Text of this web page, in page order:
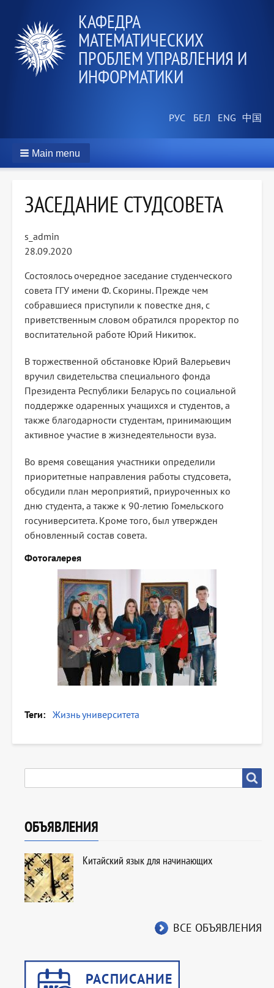
КАФЕДРА
МАТЕМАТИЧЕСКИХ
ПРОБЛЕМ УПРАВЛЕНИЯ И
ИНФОРМАТИКИ
Main menu
ЗАСЕДАНИЕ СТУДСОВЕТА
s_admin
28.09.2020
Состоялось очередное заседание студенческого
совета ГГУ имени Ф. Скорины. Прежде чем
собравшиеся приступили к повестке дня, с
приветственным словом обратился проректор по
воспитательной работе Юрий Никитюк.
В торжественной обстановке Юрий Валерьевич
вручил свидетельства специального фонда
Президента Республики Беларусь по социальной
поддержке одаренных учащихся и студентов, а
также благодарности студентам, принимающим
активное участие в жизнедеятельности вуза.
Во время совещания участники определили
приоритетные направления работы студсовета,
обсудили план мероприятий, приуроченных ко
дню студента, а также к 90-летию Гомельского
госуниверситета. Кроме того, был утвержден
обновленный состав совета.
Фотогалерея
Теги Жизнь университета
ОБЪЯВЛЕНИЯ
Китайский язык для начинающих
ВСЕ ОБЪЯВЛЕНИЯ